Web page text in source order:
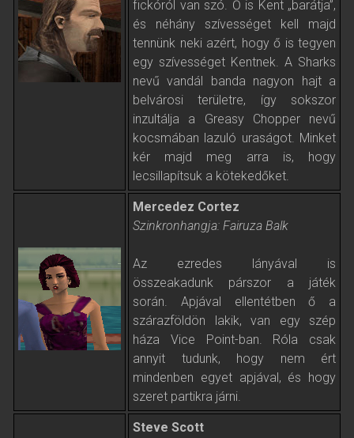
fickóról van szó. Ő is Kent „barátja”,
és néhány szívességet kell majd
tennünk neki azért, hogy ő is tegyen
egy szívességet Kentnek. A Sharks
nevű vandál banda nagyon hajt a
belvárosi területre, így sokszor
inzultálja a Greasy Chopper nevű
kocsmában lazuló uraságot. Minket
kér majd meg arra is, hogy
lecsillapítsuk a kötekedőket.
Mercedez Cortez
Szinkronhangja: Fairuza Balk
Az ezredes lányával is
összeakadunk párszor a játék
során. Apjával ellentétben ő a
szárazföldön lakik, van egy szép
háza Vice Point-ban. Róla csak
annyit tudunk, hogy nem ért
mindenben egyet apjával, és hogy
szeret partikra járni.
Steve Scott